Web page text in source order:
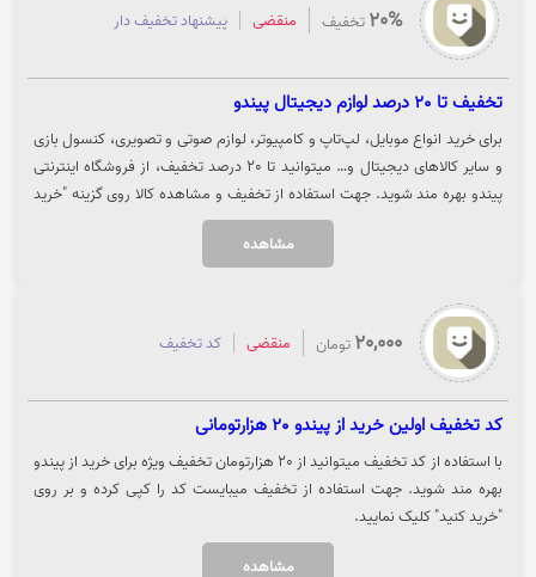
20% تخفیف منقضی پیشنهاد تخفیف دار
تخفیف تا 20 درصد لوازم دیجیتال پیندو
برای خرید انواع موبایل، لپ‌تاپ و کامپیوتر، لوازم صوتی و تصویری، کنسول بازی
و سایر کالاهای دیجیتال و… میتوانید تا 20 درصد تخفیف، از فروشگاه اینترنتی
پیندو بهره مند شوید. جهت استفاده از تخفیف و مشاهده کالا روی گزینه "خرید
مشاهده
20,000 تومان منقضی کد تخفیف
کد تخفیف اولین خرید از پیندو 20 هزارتومانی
با استفاده از کد تخفیف میتوانید از 20 هزارتومان تخفیف ویژه برای خرید از پیندو
بهره مند شوید. جهت استفاده از تخفیف میبایست کد را کپی کرده و بر روی
"خرید کنید" کلیک نمایید.
مشاهده